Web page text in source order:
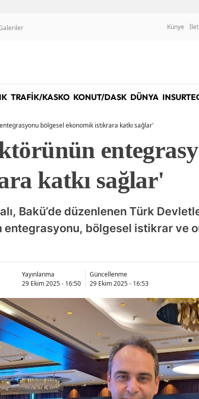
Künye
TRAFİK/KASKO KONUT/DASK DÜNYA
bölgesel ekonomik istikrara katkı sağlar'
katkı sağlar'
Bakü’de düzenlenen Türk
entegrasyonu, bölgesel istikrar ve
Yayınlanma
29 Ekim 2025 - 16:50
Güncellenme
29 Ekim 2025 - 16:53